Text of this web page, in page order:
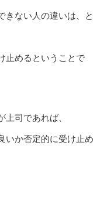
きない人の違いは、と
止めるということで
司であれば、
いか否定的に受け止め